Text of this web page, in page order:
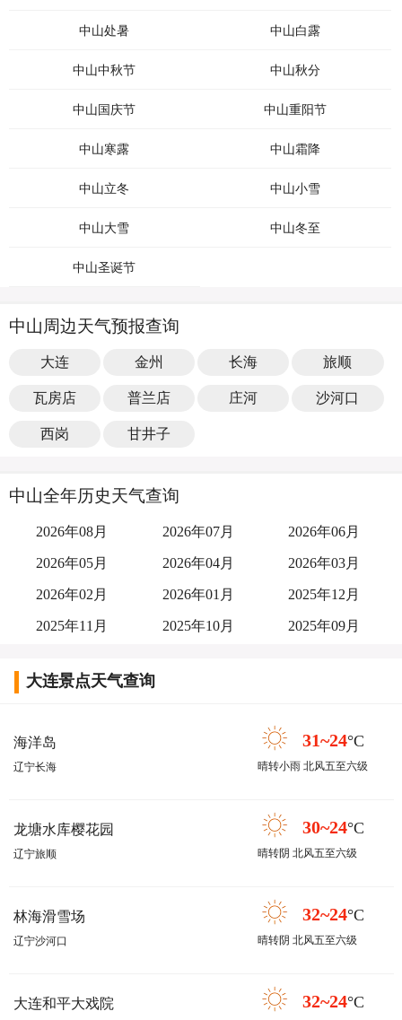
中山处暑 中山白露
中山中秋节 中山秋分
中山国庆节 中山重阳节
中山寒露 中山霜降
中山立冬 中山小雪
中山大雪 中山冬至
中山圣诞节
中山周边天气预报查询
大连 金州 长海 旅顺
瓦房店 普兰店 庄河 沙河口
西岗 甘井子
中山全年历史天气查询
2026年08月 2026年07月 2026年06月
2026年05月 2026年04月 2026年03月
2026年02月 2026年01月 2025年12月
2025年11月 2025年10月 2025年09月
大连景点天气查询
海洋岛
辽宁长海
31~24°C
晴转小雨 北风五至六级
龙塘水库樱花园
辽宁旅顺
30~24°C
晴转阴 北风五至六级
林海滑雪场
辽宁沙河口
32~24°C
晴转阴 北风五至六级
大连和平大戏院 32~24°C